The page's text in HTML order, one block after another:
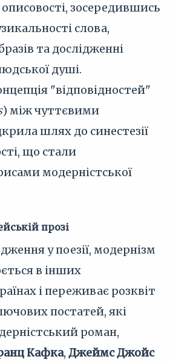
описовості, зосередившись
слова,
та дослідженні
душі.
"відповідностей"
) між чуттєвими
шлях до синестезії
що стали
модерністської
прозі
у поезії, модернізм
в інших
і переживає розквіт
постатей, які
роман,
Кафка, Джеймс Джойс